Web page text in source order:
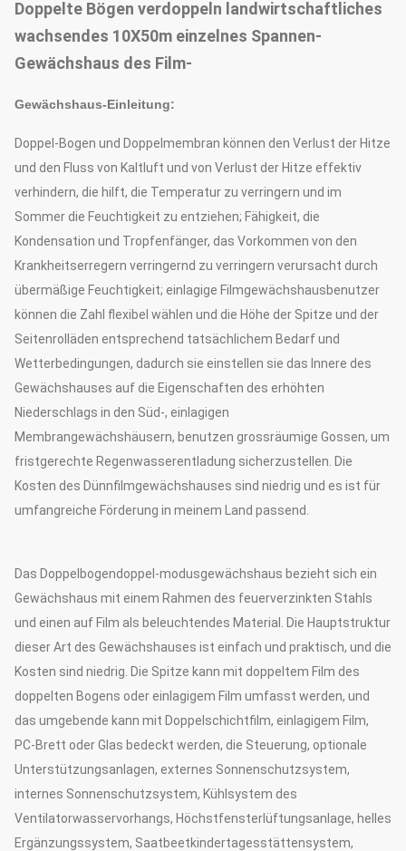
Doppelte Bögen verdoppeln landwirtschaftliches
wachsendes 10X50m einzelnes Spannen-
Gewächshaus des Film-
Gewächshaus-Einleitung:
Doppel-Bogen und Doppelmembran können den Verlust der Hitze
und den Fluss von Kaltluft und von Verlust der Hitze effektiv
verhindern, die hilft, die Temperatur zu verringern und im
Sommer die Feuchtigkeit zu entziehen; Fähigkeit, die
Kondensation und Tropfenfänger, das Vorkommen von den
Krankheitserregern verringernd zu verringern verursacht durch
übermäßige Feuchtigkeit; einlagige Filmgewächshausbenutzer
können die Zahl flexibel wählen und die Höhe der Spitze und der
Seitenrolläden entsprechend tatsächlichem Bedarf und
Wetterbedingungen, dadurch sie einstellen sie das Innere des
Gewächshauses auf die Eigenschaften des erhöhten
Niederschlags in den Süd-, einlagigen
Membrangewächshäusern, benutzen grossräumige Gossen, um
fristgerechte Regenwasserentladung sicherzustellen. Die
Kosten des Dünnfilmgewächshauses sind niedrig und es ist für
umfangreiche Förderung in meinem Land passend.
Das Doppelbogendoppel-modusgewächshaus bezieht sich ein
Gewächshaus mit einem Rahmen des feuerverzinkten Stahls
und einen auf Film als beleuchtendes Material. Die Hauptstruktur
dieser Art des Gewächshauses ist einfach und praktisch, und die
Kosten sind niedrig. Die Spitze kann mit doppeltem Film des
doppelten Bogens oder einlagigem Film umfasst werden, und
das umgebende kann mit Doppelschichtfilm, einlagigem Film,
PC-Brett oder Glas bedeckt werden, die Steuerung, optionale
Unterstützungsanlagen, externes Sonnenschutzsystem,
internes Sonnenschutzsystem, Kühlsystem des
Ventilatorwasservorhangs, Höchstfensterlüftungsanlage, helles
Ergänzungssystem, Saatbeetkindertagesstättensystem,